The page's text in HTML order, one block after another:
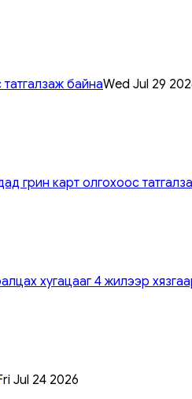
байнаWed Jul 29
грин карт олгохоос
хугацааг 4 жилээр
Jul 24 2026